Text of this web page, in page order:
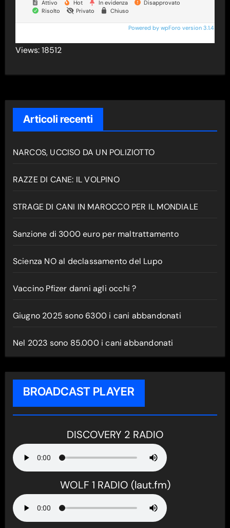
Attivo Hot In evidenza
Disapprovato
Risolto
Privato Chiuso
Powered by wpForo version 3.1.4
Views: 18512
Articoli recenti
NARCOS, UCCISO DA UN POLIZIOTTO
RAZZE DI CANE: IL VOLPINO
STRAGE DI CANI IN MAROCCO PER IL MONDIALE
Sanzione di 3000 euro per maltrattamento
Scienza NO al declassamento del Lupo
Vaccino Pfizer danni agli occhi ?
Giugno 2025 sono 6300 i cani abbandonati
Nel 2023 sono 85.000 i cani abbandonati
BROADCAST PLAYER
DISCOVERY 2 RADIO
WOLF 1 RADIO (laut.fm)